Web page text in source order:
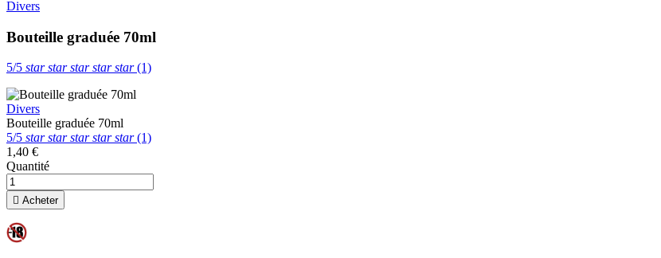
Divers
Bouteille graduée 70ml
5/5 starstarstarstarstar(1)
Divers
Bouteille graduée 70ml
5/5 starstarstarstarstar(1)
1,40 €
Quantité
 Acheter